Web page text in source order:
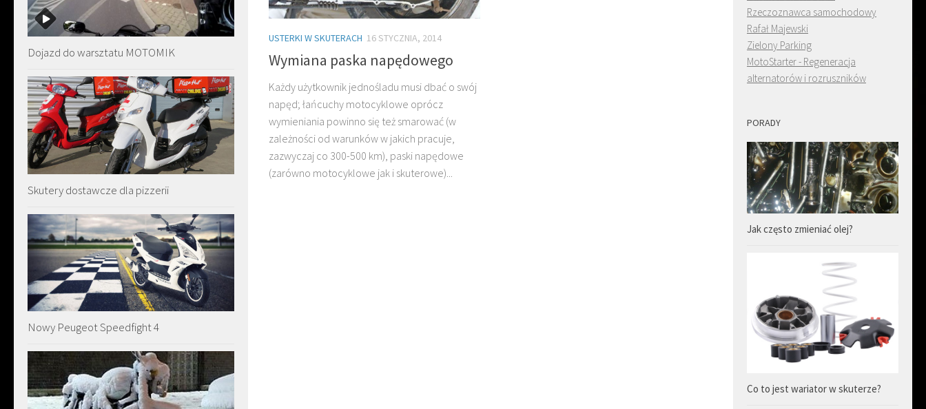
USTERKI W SKUTERACH 16 STYCZNIA, 2014
Wymiana paska napędowego
Każdy użytkownik jednośladu musi dbać o swój
napęd; łańcuchy motocyklowe oprócz
wymieniania powinno się też smarować (w
zależności od warunków w jakich pracuje,
zazwyczaj co 300-500 km), paski napędowe
(zarówno motocyklowe jak i skuterowe)...
Dojazd do warsztatu MOTOMIK
Skutery dostawcze dla pizzerii
Nowy Peugeot Speedfight 4
Rzeczoznawca samochodowy
Rafał Majewski
Zielony Parking
MotoStarter - Regeneracja
alternatorów i rozruszników
PORADY
Jak często zmieniać olej?
Co to jest wariator w skuterze?